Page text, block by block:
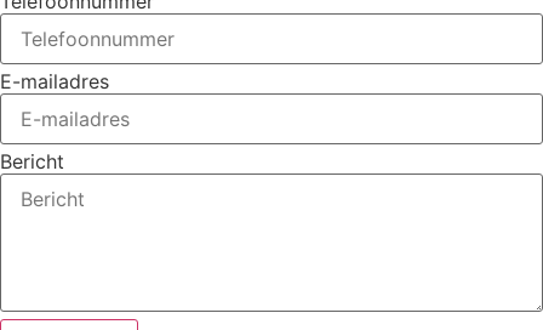
E-mailadres
Bericht